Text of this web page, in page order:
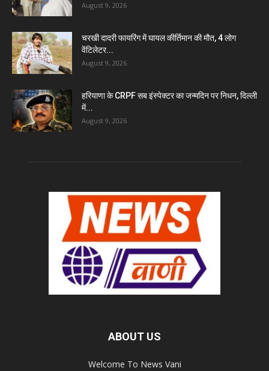
August 9, 2026
चरखी दादरी फायरिंग में घायल कीर्तिमान की मौत, 4 लोग
वेंटिलेटर...
August 9, 2026
हरियाणा के CRPF सब इंस्पेक्टर का जन्मदिन पर निधन, दिल्ली
में...
August 9, 2026
ABOUT US
Welcome To News Vani